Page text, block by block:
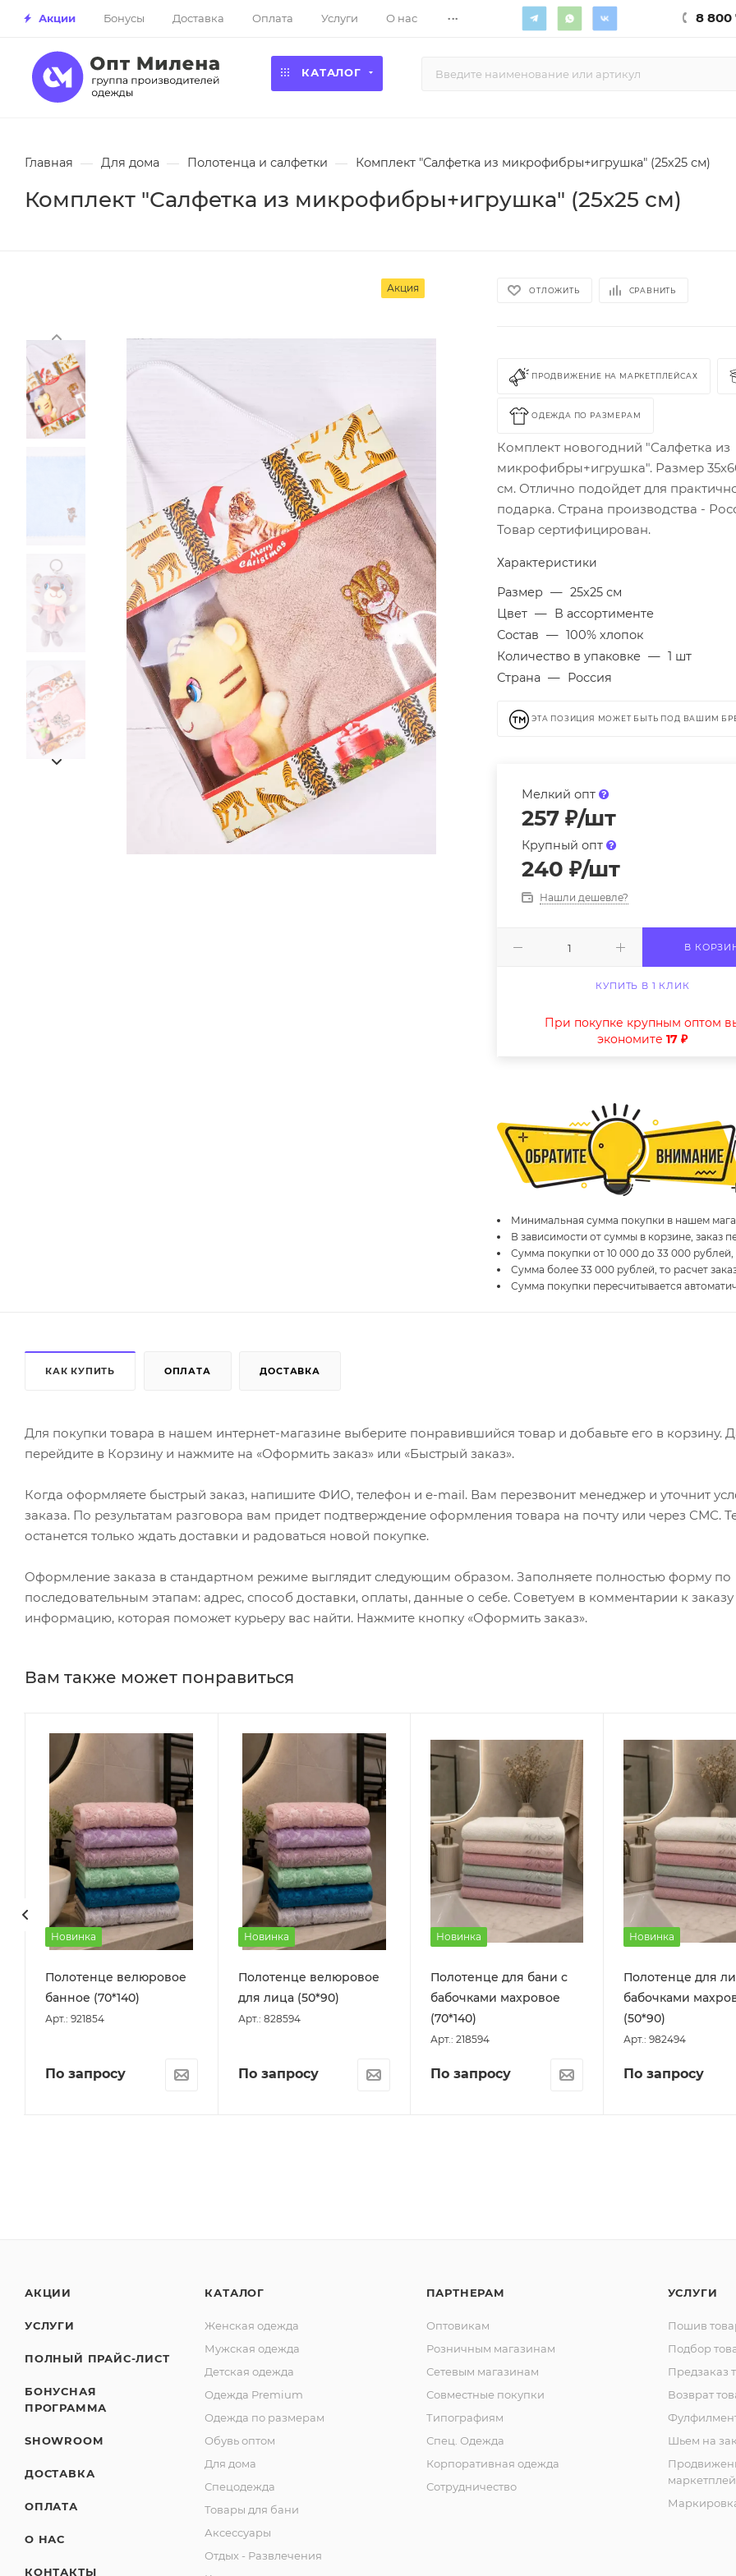
Акции Бонусы Доставка Оплата Услуги О нас ... 8 800
КАТАЛОГ
Главная — Для дома — Полотенца и салфетки — Комплект "Салфетка из микрофибры+игрушка" (25х25 см)
Комплект "Салфетка из микрофибры+игрушка" (25х25 см)
Акция ОТЛОЖИТЬ СРАВНИТЬ
ПРОДВИЖЕНИЕ НА МАРКЕТПЛЕЙСАХ
ОДЕЖДА ПО РАЗМЕРАМ
Комплект новогодний "Салфетка из
микрофибры+игрушка". Размер
см. Отлично подойдет для
подарка. Страна производства -
Товар сертифицирован.
Характеристики
Размер — 25х25 см
Цвет — В ассортименте
Состав — 100% хлопок
Количество в упаковке — 1 шт
Страна — Россия
ЭТА ПОЗИЦИЯ МОЖЕТ БЫТЬ ПОД ВАШИМ
Мелкий опт
257 ₽/шт
Крупный опт
240 ₽/шт
Нашли дешевле?
В
КУПИТЬ В 1 КЛИК
При покупке крупным оптом
экономите17 ₽
Минимальная сумма покупки в нашем
В зависимости от суммы в корзине, заказ
Сумма покупки от 10 000 до 33 000
Сумма более 33 000 рублей, то расчет
Сумма покупки пересчитывается
КАК КУПИТЬ ОПЛАТА ДОСТАВКА
Для покупки товара в нашем интернет-магазине выберите понравившийся товар и добавьте его в корзину.
перейдите в Корзину и нажмите на «Оформить заказ» или «Быстрый заказ».
Когда оформляете быстрый заказ, напишите ФИО, телефон и e-mail. Вам перезвонит менеджер и уточнит
заказа. По результатам разговора вам придет подтверждение оформления товара на почту или через СМС.
останется только ждать доставки и радоваться новой покупке.
Оформление заказа в стандартном режиме выглядит следующим образом. Заполняете полностью форму по
последовательным этапам: адрес, способ доставки, оплаты, данные о себе. Советуем в комментарии к заказу
информацию, которая поможет курьеру вас найти. Нажмите кнопку «Оформить заказ».
Вам также может понравиться
Новинка
Полотенце велюровое
банное (70*140)
Арт.: 921854
По запросу
Новинка
Полотенце велюровое
для лица (50*90)
Арт.: 828594
По запросу
Новинка
Полотенце для бани с
бабочками махровое
(70*140)
Арт.: 218594
По запросу
Новинка
Полотенце для
бабочками
(50*90)
Арт.: 982494
По запросу
АКЦИИ
УСЛУГИ
ПОЛНЫЙ ПРАЙС-ЛИСТ
БОНУСНАЯ
ПРОГРАММА
SHOWROOM
ДОСТАВКА
ОПЛАТА
О НАС
КОНТАКТЫ
КАТАЛОГ
Женская одежда
Мужская одежда
Детская одежда
Одежда Premium
Одежда по размерам
Обувь оптом
Для дома
Спецодежда
Товары для бани
Аксессуары
Отдых - Развлечения
ПАРТНЕРАМ
Оптовикам
Розничным магазинам
Сетевым магазинам
Совместные покупки
Типографиям
Спец. Одежда
Корпоративная одежда
Сотрудничество
УСЛУГИ
Пошив
Подбор
Предзаказ
Возврат
Шьем на